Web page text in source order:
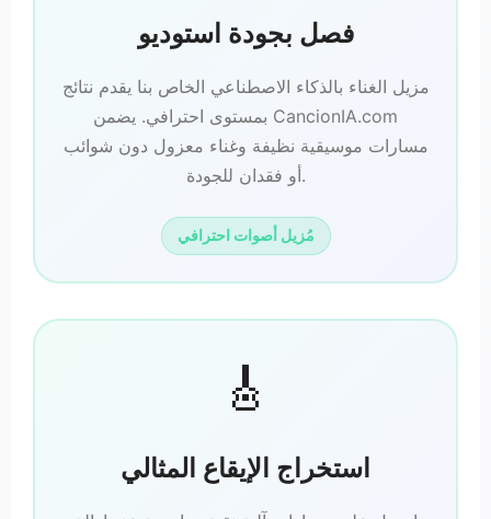
فصل بجودة استوديو
مزيل الغناء بالذكاء الاصطناعي الخاص بنا يقدم نتائج
بمستوى احترافي. يضمن CancionIA.com
مسارات موسيقية نظيفة وغناء معزول دون شوائب
أو فقدان للجودة.
مُزيل أصوات احترافي
🎸
استخراج الإيقاع المثالي